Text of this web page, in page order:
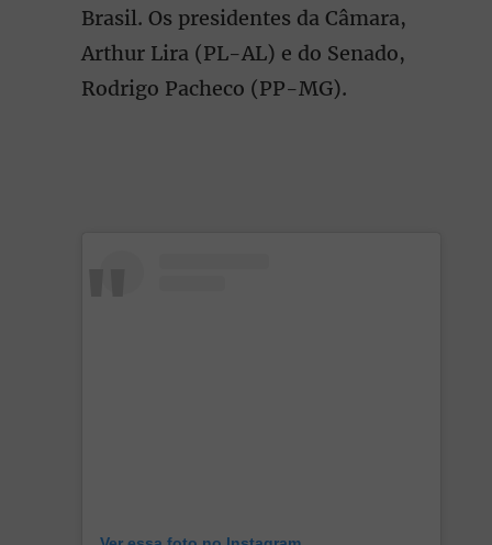
Brasil. Os presidentes da Câmara,
Arthur Lira (PL-AL) e do Senado,
Rodrigo Pacheco (PP-MG).